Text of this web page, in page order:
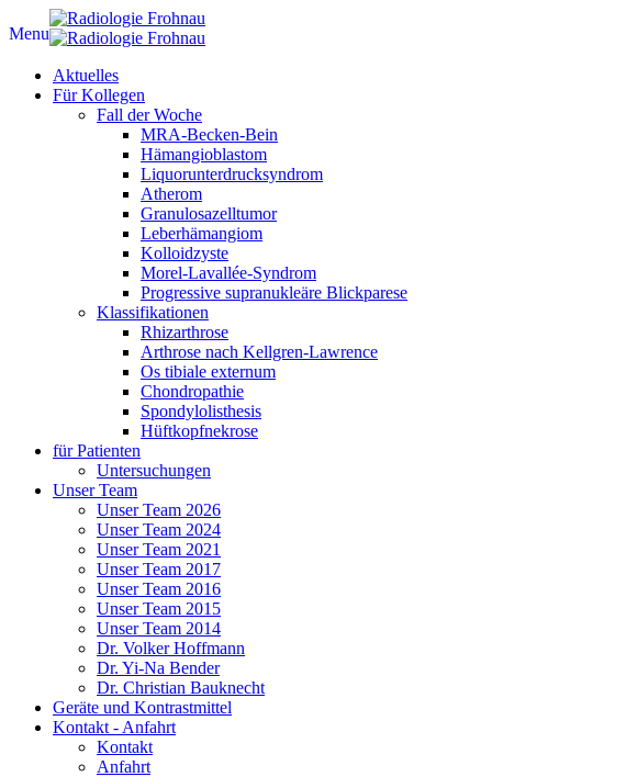
Menu
Aktuelles
Für Kollegen
Fall der Woche
MRA-Becken-Bein
Hämangioblastom
Liquorunterdrucksyndrom
Atherom
Granulosazelltumor
Leberhämangiom
Kolloidzyste
Morel-Lavallée-Syndrom
Progressive supranukleäre Blickparese
Klassifikationen
Rhizarthrose
Arthrose nach Kellgren-Lawrence
Os tibiale externum
Chondropathie
Spondylolisthesis
Hüftkopfnekrose
für Patienten
Untersuchungen
Unser Team
Unser Team 2026
Unser Team 2024
Unser Team 2021
Unser Team 2017
Unser Team 2016
Unser Team 2015
Unser Team 2014
Dr. Volker Hoffmann
Dr. Yi-Na Bender
Dr. Christian Bauknecht
Geräte und Kontrastmittel
Kontakt - Anfahrt
Kontakt
Anfahrt